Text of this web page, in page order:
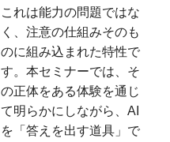
これは能力の問題ではな
く、注意の仕組みそのも
のに組み込まれた特性で
す。本セミナーでは、そ
の正体をある体験を通じ
て明らかにしながら、AI
を「答えを出す道具」で